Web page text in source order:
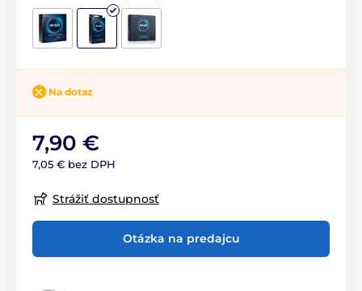
Na dotaz
7,90 €
7,05 € bez DPH
Strážiť dostupnosť
Otázka na predajcu